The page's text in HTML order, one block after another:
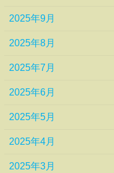
2025年9月
2025年8月
2025年7月
2025年6月
2025年5月
2025年4月
2025年3月